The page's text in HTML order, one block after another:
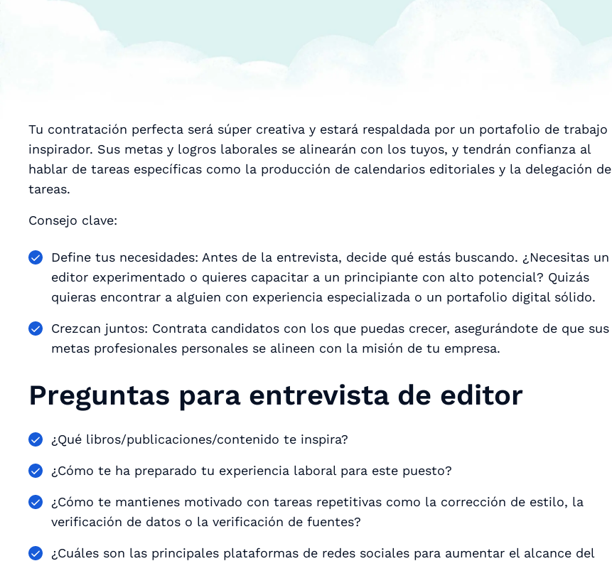
Tu contratación perfecta será súper creativa y estará respaldada por un portafolio de trabajo
inspirador. Sus metas y logros laborales se alinearán con los tuyos, y tendrán confianza al
hablar de tareas específicas como la producción de calendarios editoriales y la delegación de
tareas.
Consejo clave:
Define tus necesidades: Antes de la entrevista, decide qué estás buscando. ¿Necesitas un
editor experimentado o quieres capacitar a un principiante con alto potencial? Quizás
quieras encontrar a alguien con experiencia especializada o un portafolio digital sólido.
Crezcan juntos: Contrata candidatos con los que puedas crecer, asegurándote de que sus
metas profesionales personales se alineen con la misión de tu empresa.
Preguntas para entrevista de editor
¿Qué libros/publicaciones/contenido te inspira?
¿Cómo te ha preparado tu experiencia laboral para este puesto?
¿Cómo te mantienes motivado con tareas repetitivas como la corrección de estilo, la
verificación de datos o la verificación de fuentes?
¿Cuáles son las principales plataformas de redes sociales para aumentar el alcance del